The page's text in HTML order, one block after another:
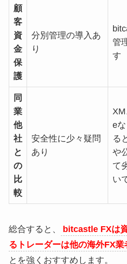
顧
客
資
金
保
護
分別管理の導入あ
り
管
す
同
業
他
社
と
の
比
較
安全性に少々疑問
あり
XM
e
る
や
て
い
総合すると、
bitcastle FXは
るトレーダーは他の海外FX
とを強くおすすめします。